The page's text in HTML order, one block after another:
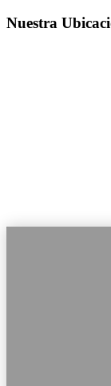
Nuestra